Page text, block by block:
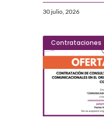
30 julio, 2026
Contrataciones